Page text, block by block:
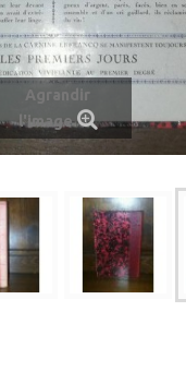
Agrandir
l'image